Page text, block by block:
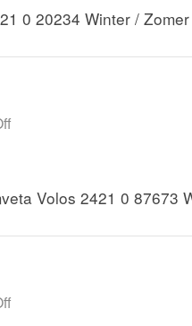
0 20234 Winter / Zomer
Volos 2421 0 87673